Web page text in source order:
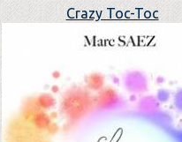
Crazy Toc-Toc